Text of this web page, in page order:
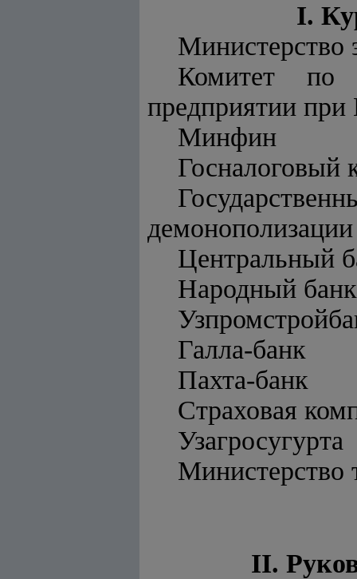
I.
Министерство
Комитет по
предприятии при
Минфин
Госналоговый
Центральный
Народный банк
Галла-банк
Пахта-банк
Страховая
Узагросугурта
Министерство
II.